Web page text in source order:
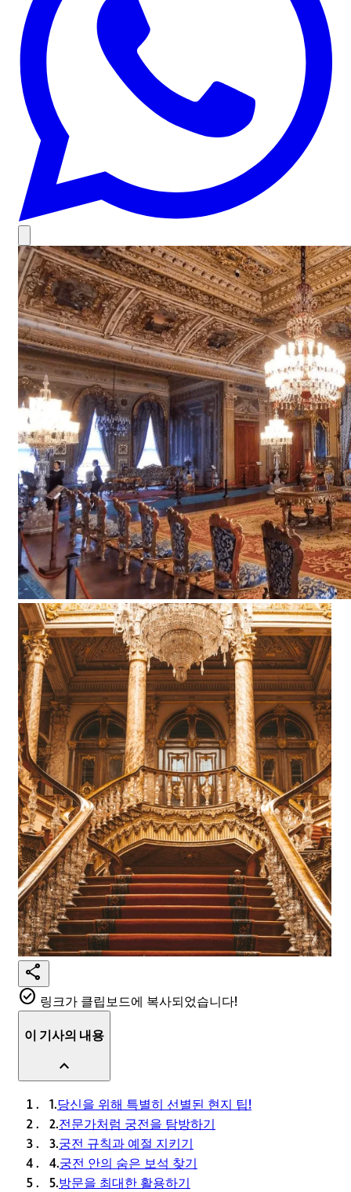
share
check_circle 링크가 클립보드에 복사되었습니다!
이 기사의 내용
expand_less
1.당신을 위해 특별히 선별된 현지 팁!
2.전문가처럼 궁전을 탐방하기
3.궁전 규칙과 예절 지키기
4.궁전 안의 숨은 보석 찾기
5.방문을 최대한 활용하기